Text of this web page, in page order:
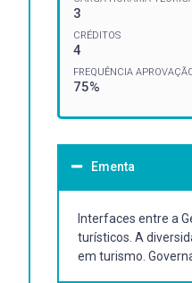
3
CRÉDITOS
4
FREQUÊNCIA
75%
Ementa
Interfaces entre a
turísticos. A
em turismo.